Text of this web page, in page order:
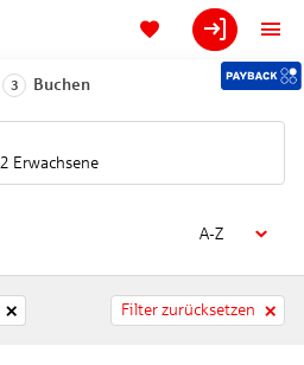
3 Buchen
2 Erwachsene
A-Z
Filter zurücksetzen